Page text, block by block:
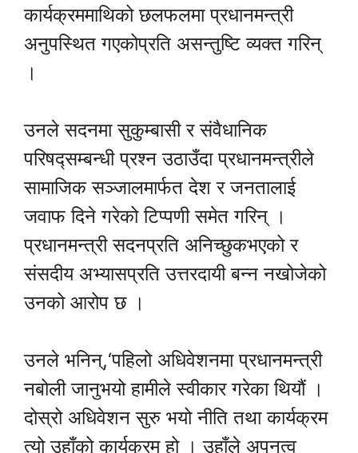
कार्यक्रममाथिको छलफलमा प्रधानमन्त्री
अनुपस्थित गएकोप्रति असन्तुष्टि व्यक्त गरिन्
।
उनले सदनमा सुकुम्बासी र संवैधानिक
परिषद्सम्बन्धी प्रश्न उठाउँदा प्रधानमन्त्रीले
सामाजिक सञ्जालमार्फत देश र जनतालाई
जवाफ दिने गरेको टिप्पणी समेत गरिन् ।
प्रधानमन्त्री सदनप्रति अनिच्छुकभएको र
संसदीय अभ्यासप्रति उत्तरदायी बन्न नखोजेको
उनको आरोप छ ।
उनले भनिन्,‘पहिलो अधिवेशनमा प्रधानमन्त्री
नबोली जानुभयो हामीले स्वीकार गरेका थियौं ।
दोस्रो अधिवेशन सुरु भयो नीति तथा कार्यक्रम
त्यो उहाँको कार्यक्रम हो । उहाँले अपनत्व